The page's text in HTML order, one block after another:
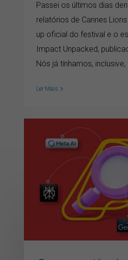
Passei os últimos dias
relatórios de Cannes
up oficial do festival e o
Impact Unpacked,
Nós já tínhamos,
Ler Mais
Como
conteúdo para
por IAs:
de
GEO inbound marketing
marketing marketing